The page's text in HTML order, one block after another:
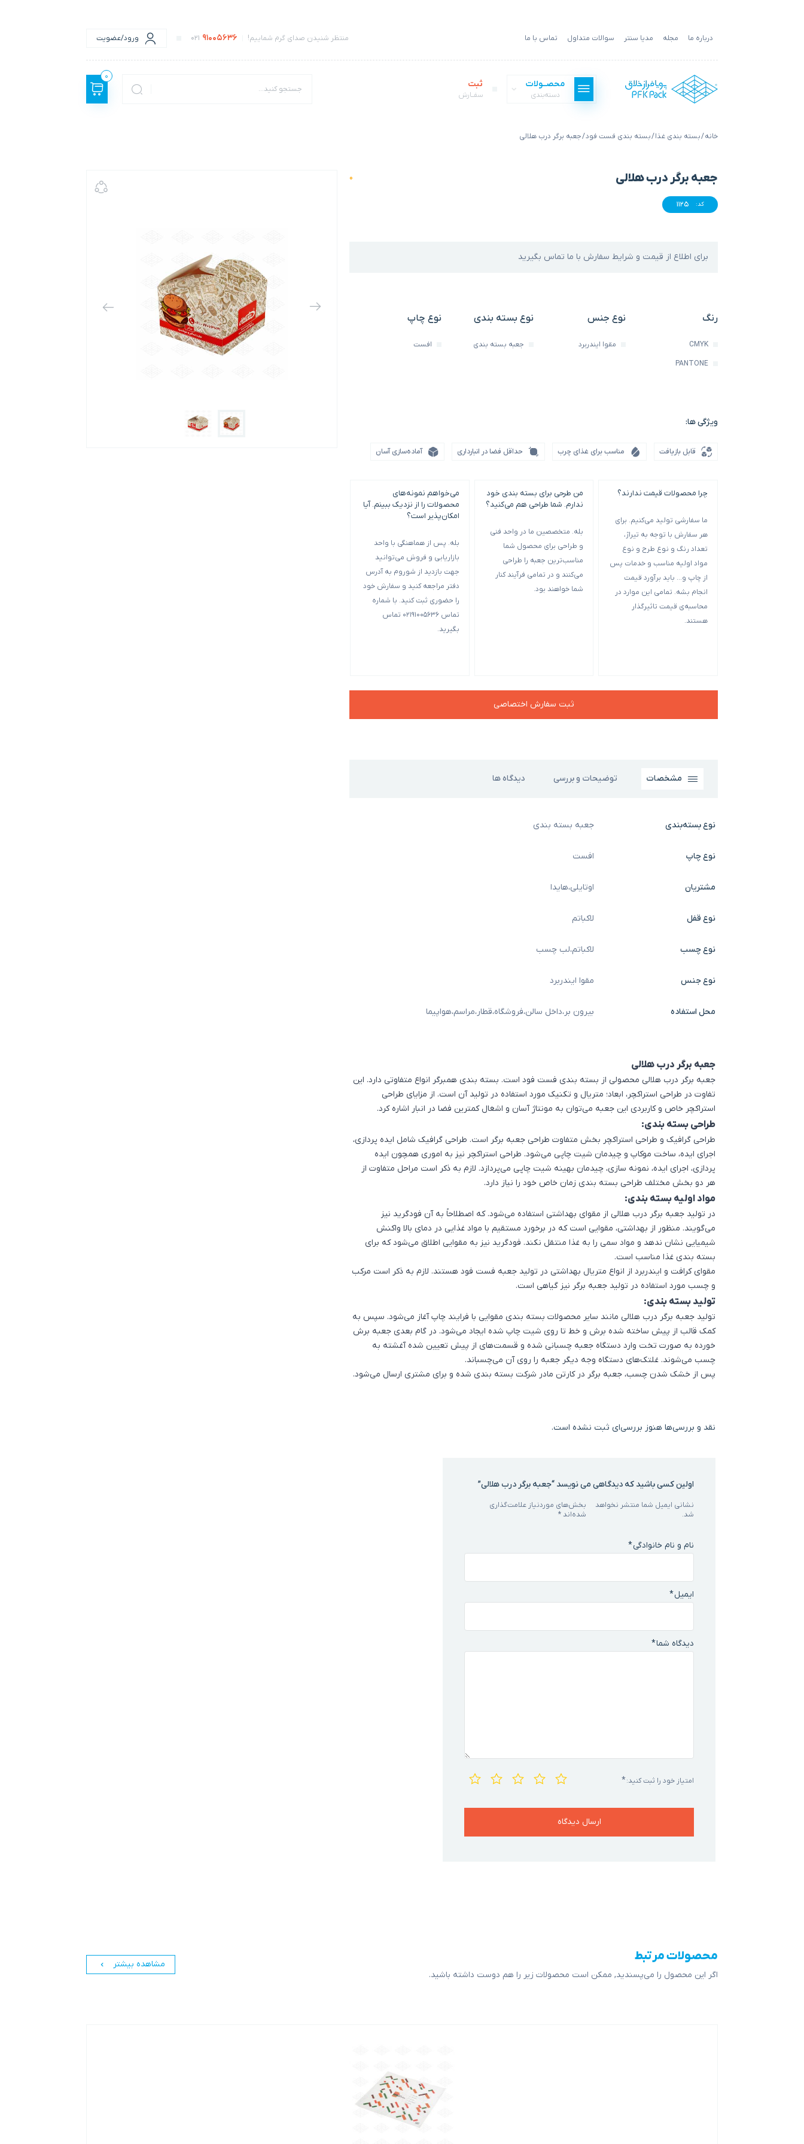
درباره ما مجله مدیا سنتر سوالات متداول تماس با ما منتظر شنیدن صدای گرم شماییم! 91005636
021 ورود/عضویت
محصــولات
دسته‌بندی
بسته بندی فست فود
بسته بندی غذا
ثبت
سفــارش
0
خانه/بسته بندی غذا/بسته بندی فست فود/ جعبه برگر درب هلالی
جعبه برگر درب هلالی 0
کد: 1125
برای اطلاع از قیمت و شرایط سفارش با ما تماس بگیرید
رنگ
CMYK
PANTONE
نوع جنس
مقوا ایندربرد
نوع بسته بندی
جعبه بسته بندی
نوع چاپ
افست
ویژگی ها:
قابل بازیافت مناسب برای غذای چرب حداقل فضا در انبارداری آماده‌سازی آسان
چرا محصولات قیمت ندارند؟
ما سفارشی تولید می‌کنیم. برای
هر سفارش با توجه به تیراژ،
تعداد رنگ و نوع طرح و نوع
مواد اولیه مناسب و خدمات پس
از چاپ و… باید برآورد قیمت
انجام بشه. تمامی این موارد در
محاسبه‌ی قیمت تاثیرگذار
هستند.
من طرحی برای بسته بندی خود
ندارم. شما طراحی هم می‌کنید؟
بله. متخصصین ما در واحد فنی
و طراحی برای محصول شما
مناسب‌ترین جعبه را طراحی
می‌کنند و در تمامی فرآیند کنار
شما خواهند بود.
می‌خواهم نمونه‌های
محصولات را از نزدیک ببینم. آیا
امکان‌پذیر است؟
بله. پس از هماهنگی با واحد
بازاریابی و فروش می‌توانید
جهت بازدید از شوروم به آدرس
دفتر مراجعه کنید و سفارش خود
را حضوری ثبت کنید. با شماره
تماس 02191005636 تماس
بگیرید.
ثبت سفارش اختصاصی
مشخصات توضیحات و بررسی دیدگاه ها
نوع بسته‌بندی جعبه بسته بندی
نوع چاپ افست
مشتریان اوتایلی،هایدا
نوع قفل لاکباتم
نوع چسب لاکباتم،لب چسب
نوع جنس مقوا ایندربرد
محل استفاده بیرون بر،داخل سالن،فروشگاه،قطار،مراسم،هواپیما
جعبه برگر درب هلالی
جعبه برگر درب هلالی محصولی از بسته بندی فست فود است. بسته بندی همبرگر انواع متفاوتی دارد. این
تفاوت در طراحی استراکچر، ابعاد؛ متریال و تکنیک مورد استفاده در تولید آن است. از مزایای طراحی
استراکچر خاص و کاربردی این جعبه می‌توان به مونتاژ آسان و اشغال کمترین فضا در انبار اشاره کرد.
طراحی بسته بندی:
طراحی گرافیک و طراحی استراکچر بخش متفاوت طراحی جعبه برگر است. طراحی گرافیک شامل ایده پردازی،
اجرای ایده، ساخت موکاپ و چیدمان شیت چاپی می‌شود. طراحی استراکچر نیز به اموری همچون ایده
پردازی، اجرای ایده، نمونه سازی، چیدمان بهینه شیت چاپی می‌پردازد. لازم به ذکر است مراحل متفاوت از
هر دو بخش مختلف طراحی بسته بندی زمان خاص خود را نیاز دارد.
مواد اولیه بسته بندی:
در تولید جعبه برگر درب هلالی از مقوای بهداشتی استفاده می‌شود. که اصطلاحاً به آن فودگرید نیز
می‌گویند. منظور از بهداشتی، مقوایی است که در برخورد مستقیم با مواد غذایی در دمای بالا واکنش
شیمیایی نشان ندهد و مواد سمی را به غذا منتقل نکند. فودگرید نیز به مقوایی اطلاق می‌شود که برای
بسته بندی غذا مناسب است.
مقوای کرافت و ایندربرد از انواع متریال بهداشتی در تولید جعبه فست فود هستند. لازم به ذکر است مرکب
و چسب مورد استفاده در تولید جعبه برگر نیز گیاهی است.
تولید بسته بندی:
تولید جعبه برگر درب هلالی مانند سایر محصولات بسته بندی مقوایی با فرایند چاپ آغاز می‌شود. سپس به
کمک قالب از پیش ساخته شده برش و خط تا روی شیت چاپ شده ایجاد می‌شود. در گام بعدی جعبه برش
خورده به صورت تخت وارد دستگاه جعبه چسبانی شده و قسمت‌های از پیش تعیین شده آغشته به
چسب می‌شوند. غلتک‌های دستگاه وجه دیگر جعبه را روی آن می‌چسباند.
پس از خشک شدن چسب، جعبه برگر در کارتن مادر شرکت بسته بندی شده و برای مشتری ارسال می‌شود.
نقد و بررسی‌ها هنوز بررسی‌ای ثبت نشده است.
اولین کسی باشید که دیدگاهی می نویسد “جعبه برگر درب هلالی”
نشانی ایمیل شما منتشر نخواهد
شد.
بخش‌های موردنیاز علامت‌گذاری
شده‌اند*
امتیاز خود را ثبت کنید:*
دیدگاه شما*
نام و نام خانوادگی*
ایمیل*
اشتراک گذاری در
محصولات مرتبط
اگر این محصول را می‌پسندید, ممکن است محصولات زیر را هم دوست داشته باشید.
مشاهده بیشتر